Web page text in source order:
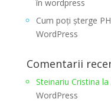
în wordpress
Cum poți șterge
WordPress
Comentarii
Steinariu Cristina la
WordPress